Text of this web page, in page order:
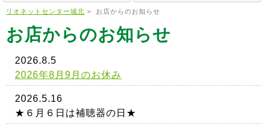
リオネットセンター城北 > お店からのお知らせ
お店からのお知らせ
2026.8.5
2026年8月9月のお休み
2026.5.16
★６月６日は補聴器の日★